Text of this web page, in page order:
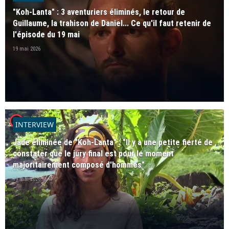
"Koh-Lanta" : 3 aventuriers éliminés, le retour de
Guillaume, la trahison de Daniel... Ce qu'il faut retenir de
l'épisode du 19 mai
19 mai 2026
player2INTERVIEW
Jade éliminée de "Koh-Lanta" : "Il y a une petite fierté de
constater que le jury final est pour le moment
majoritairement composé d'hommes"
19 mai 2026